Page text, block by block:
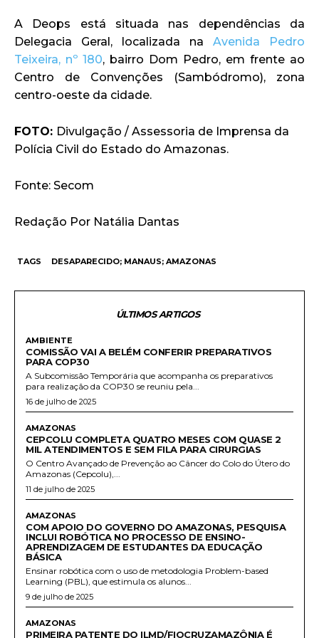
A Deops está situada nas dependências da
Delegacia Geral, localizada na Avenida Pedro
Teixeira, nº 180, bairro Dom Pedro, em frente ao
Centro de Convenções (Sambódromo), zona
centro-oeste da cidade.
FOTO: Divulgação / Assessoria de Imprensa da
Polícia Civil do Estado do Amazonas.
Fonte: Secom
Redação Por Natália Dantas
TAGS DESAPARECIDO; MANAUS; AMAZONAS
ÚLTIMOS ARTIGOS
AMBIENTE
COMISSÃO VAI A BELÉM CONFERIR PREPARATIVOS
PARA COP30
A Subcomissão Temporária que acompanha os preparativos
para realização da COP30 se reuniu pela...
16 de julho de 2025
AMAZONAS
CEPCOLU COMPLETA QUATRO MESES COM QUASE 2
MIL ATENDIMENTOS E SEM FILA PARA CIRURGIAS
O Centro Avançado de Prevenção ao Câncer do Colo do Útero do
Amazonas (Cepcolu),...
11 de julho de 2025
AMAZONAS
COM APOIO DO GOVERNO DO AMAZONAS, PESQUISA
INCLUI ROBÓTICA NO PROCESSO DE ENSINO-
APRENDIZAGEM DE ESTUDANTES DA EDUCAÇÃO
BÁSICA
Ensinar robótica com o uso de metodologia Problem-based
Learning (PBL), que estimula os alunos...
9 de julho de 2025
AMAZONAS
PRIMEIRA PATENTE DO ILMD/FIOCRUZAMAZÔNIA É